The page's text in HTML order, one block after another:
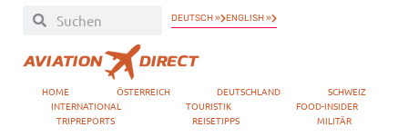
DEUTSCH » ENGLISH »
HOME ÖSTERREICH DEUTSCHLAND
SCHWEIZ
INTERNATIONAL
TOURISTIK
FOOD-INSIDER
TRIPREPORTS
REISETIPPS MILITÄR